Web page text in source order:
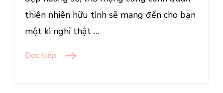
thiên nhiên hữu tình sẽ mang đến cho bạn
một kì nghỉ thật …
Đọc tiếp